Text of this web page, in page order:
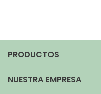
PRODUCTOS
NUESTRA EMPRESA